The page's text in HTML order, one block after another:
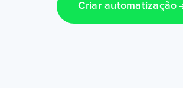
Criar automatização